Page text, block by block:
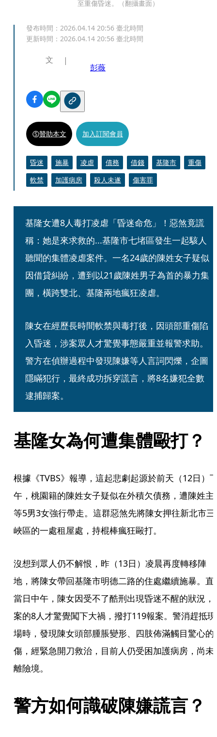
至重傷昏迷。（翻攝畫面）
發布時間： 2026.04.14 20:56 臺北時間
更新時間： 2026.04.14 20:56 臺北時間
文
彭薇
贊助本文 加入訂閱會員
昏迷 施暴 凌虐 債務 借錢 基隆市
重傷
軟禁
加護病房 殺人未遂 傷害罪
基隆女遭8人毒打凌虐「昏迷命危」！惡煞竟謊
稱：她是來求救的...基隆市七堵區發生一起駭人
聽聞的集體凌虐案件。一名24歲的陳姓女子疑似
因借貸糾紛，遭到以21歲陳姓男子為首的暴力集
團，橫跨雙北、基隆兩地瘋狂凌虐。
陳女在經歷長時間軟禁與毒打後，因頭部重傷陷
入昏迷，涉案眾人才驚覺事態嚴重並報警求助。
警方在偵辦過程中發現陳嫌等人言詞閃爍，企圖
隱瞞犯行，最終成功拆穿謊言，將8名嫌犯全數
逮捕歸案。
基隆女為何遭集體毆打？
根據《TVBS》報導，這起悲劇起源於前天（12日）
午，桃園籍的陳姓女子疑似在外積欠債務，遭陳姓主
等5男3女強行帶走。這群惡煞先將陳女押往新北市三
峽區的一處租屋處，持棍棒瘋狂毆打。
沒想到眾人仍不解恨，昨（13日）凌晨再度轉移陣
地，將陳女帶回基隆市明德二路的住處繼續施暴。直
當日中午，陳女因受不了酷刑出現昏迷不醒的狀況，
案的8人才驚覺闖下大禍，撥打119報案。警消趕抵現
場時，發現陳女頭部腫脹變形、四肢佈滿觸目驚心的
傷，經緊急開刀救治，目前人仍受困加護病房，尚未
離險境。
警方如何識破陳嫌謊言？